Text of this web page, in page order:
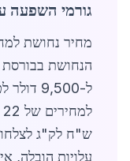
גורמי השפעה
מחיר נחושת
ל-9,500
ש"ח לק"ג
עלויות הובלה,